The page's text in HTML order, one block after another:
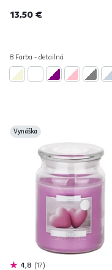
13,50 €
8 Farba - detailná
Vynáška
4,8 17